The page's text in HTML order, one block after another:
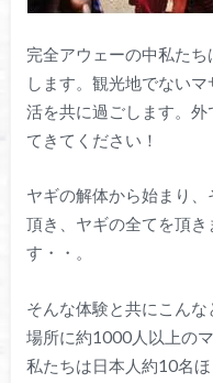
完全アウェーの中私た
します。観光地でない
活を共に過ごします。
てきてください！
ヤギの解体から始まり
頂き、ヤギの全てを頂
す・・。
そんな体験と共にこん
場所に約1000人以上の
私たちは日本人約10名